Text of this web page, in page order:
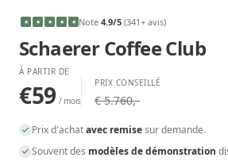
€59 /mois
★ ★ ★ ★ ★ Note 4.9/5 (341+ avis)
Schaerer Coffee Club
À PARTIR DE
€59 / mois
PRIX CONSEILLÉ
€ 5.760,-
Prix d'achatavec remisesur demande.
Souvent des modèles de démonstration